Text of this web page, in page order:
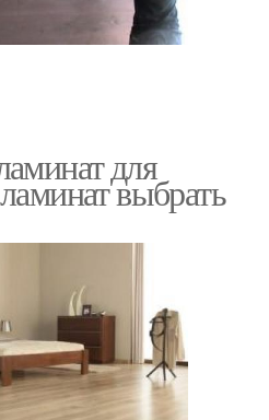
для
выбрать